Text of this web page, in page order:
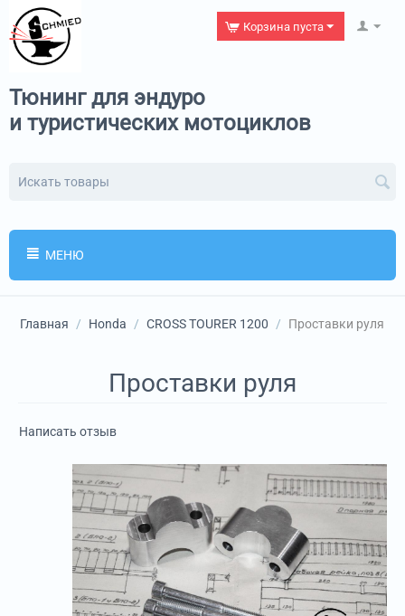
Корзина пуста
Тюнинг для эндуро
и туристических мотоциклов
МЕНЮ
Главная / Honda / CROSS TOURER 1200 / Проставки руля
Проставки руля
Написать отзыв